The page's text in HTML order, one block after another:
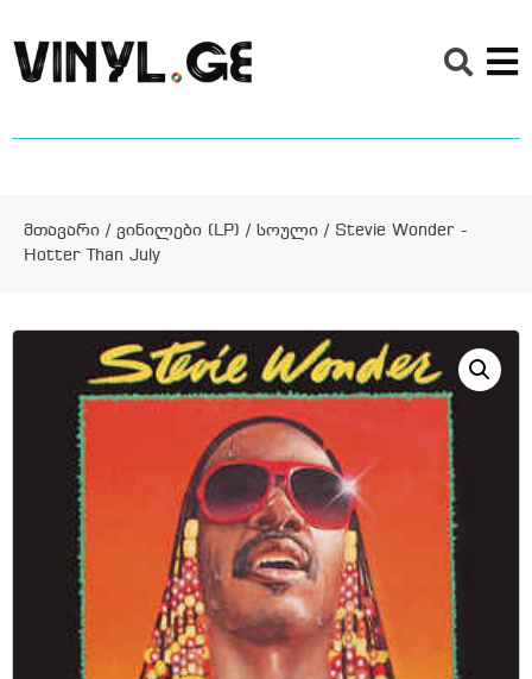
მთავარი / ვინილები (LP) / სოული / Stevie Wonder ‎-
Hotter Than July